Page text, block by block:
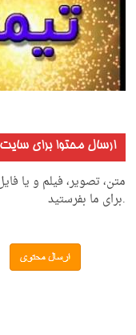
ارسال محتوا برای سایت
متن، تصویر، فیلم و یا
.برای ما بفرستید